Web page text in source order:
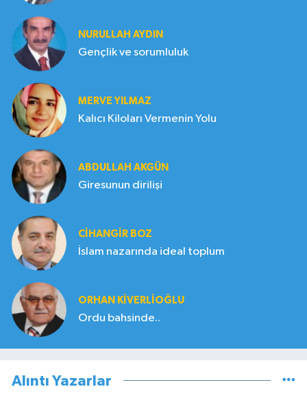
NURULLAH AYDIN
Gençlik ve sorumluluk
MERVE YILMAZ
Kalıcı Kiloları Vermenin Yolu
ABDULLAH AKGÜN
Giresunun dirilişi
CIHANGIR BOZ
İslam nazarında ideal toplum
ORHAN KIVERLIOĞLU
Ordu bahsinde..
Alıntı Yazarlar